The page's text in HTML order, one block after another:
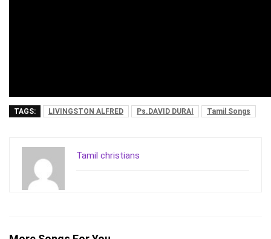
TAGS: LIVINGSTON ALFRED Ps.DAVID DURAI Tamil Songs
Tamil christians